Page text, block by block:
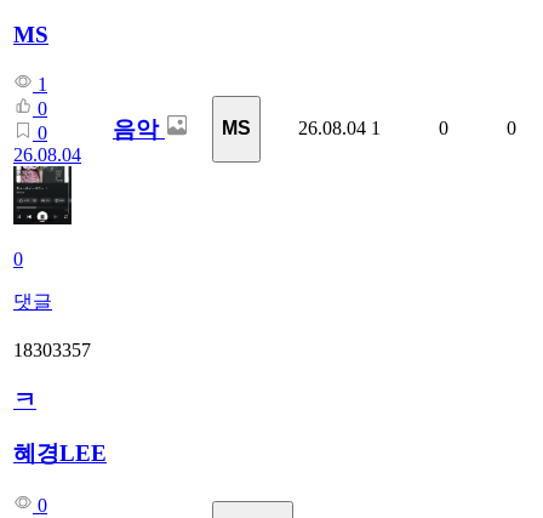
MS
1
0
0
26.08.04
0
댓글
음악 MS 26.08.04 1 0 0
18303357
ㅋ
혜경LEE
0